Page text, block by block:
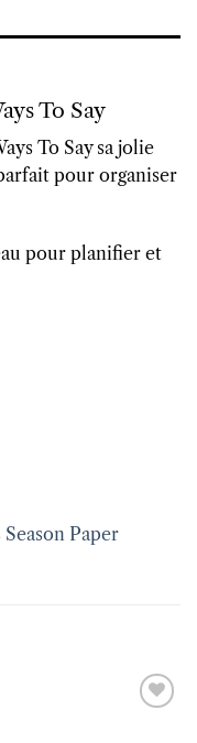
To Say
To Say sa jolie
pour organiser
pour planifier et
Paper